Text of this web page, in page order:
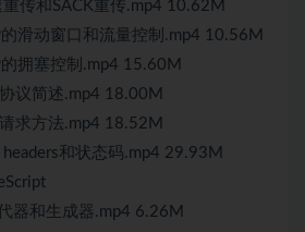
传和SACK重传.mp4 10.62M
滑动窗口和流量控制.mp4 10.56M
拥塞控制.mp4 15.60M
议简述.mp4 18.00M
求方法.mp4 18.52M
和状态码.mp4 29.93M
器和生成器.mp4 6.26M